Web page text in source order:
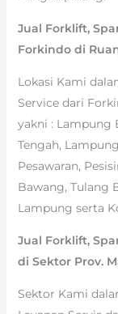
Jual Forklift,
Forkindo di
Lokasi Kami
Service dari
yakni : Lampung
Tengah,
Pesawaran,
Bawang, Tulang
Lampung serta
Jual Forklift,
di Sektor Prov.
Sektor Kami